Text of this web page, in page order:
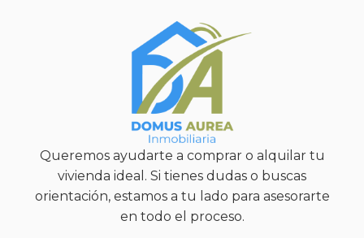
Queremos ayudarte a comprar o alquilar tu
vivienda ideal. Si tienes dudas o buscas
orientación, estamos a tu lado para asesorarte
en todo el proceso.